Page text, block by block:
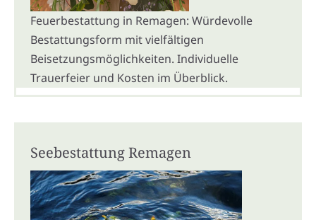
Feuerbestattung in Remagen: Würdevolle
Bestattungsform mit vielfältigen
Beisetzungsmöglichkeiten. Individuelle
Trauerfeier und Kosten im Überblick.
Seebestattung Remagen